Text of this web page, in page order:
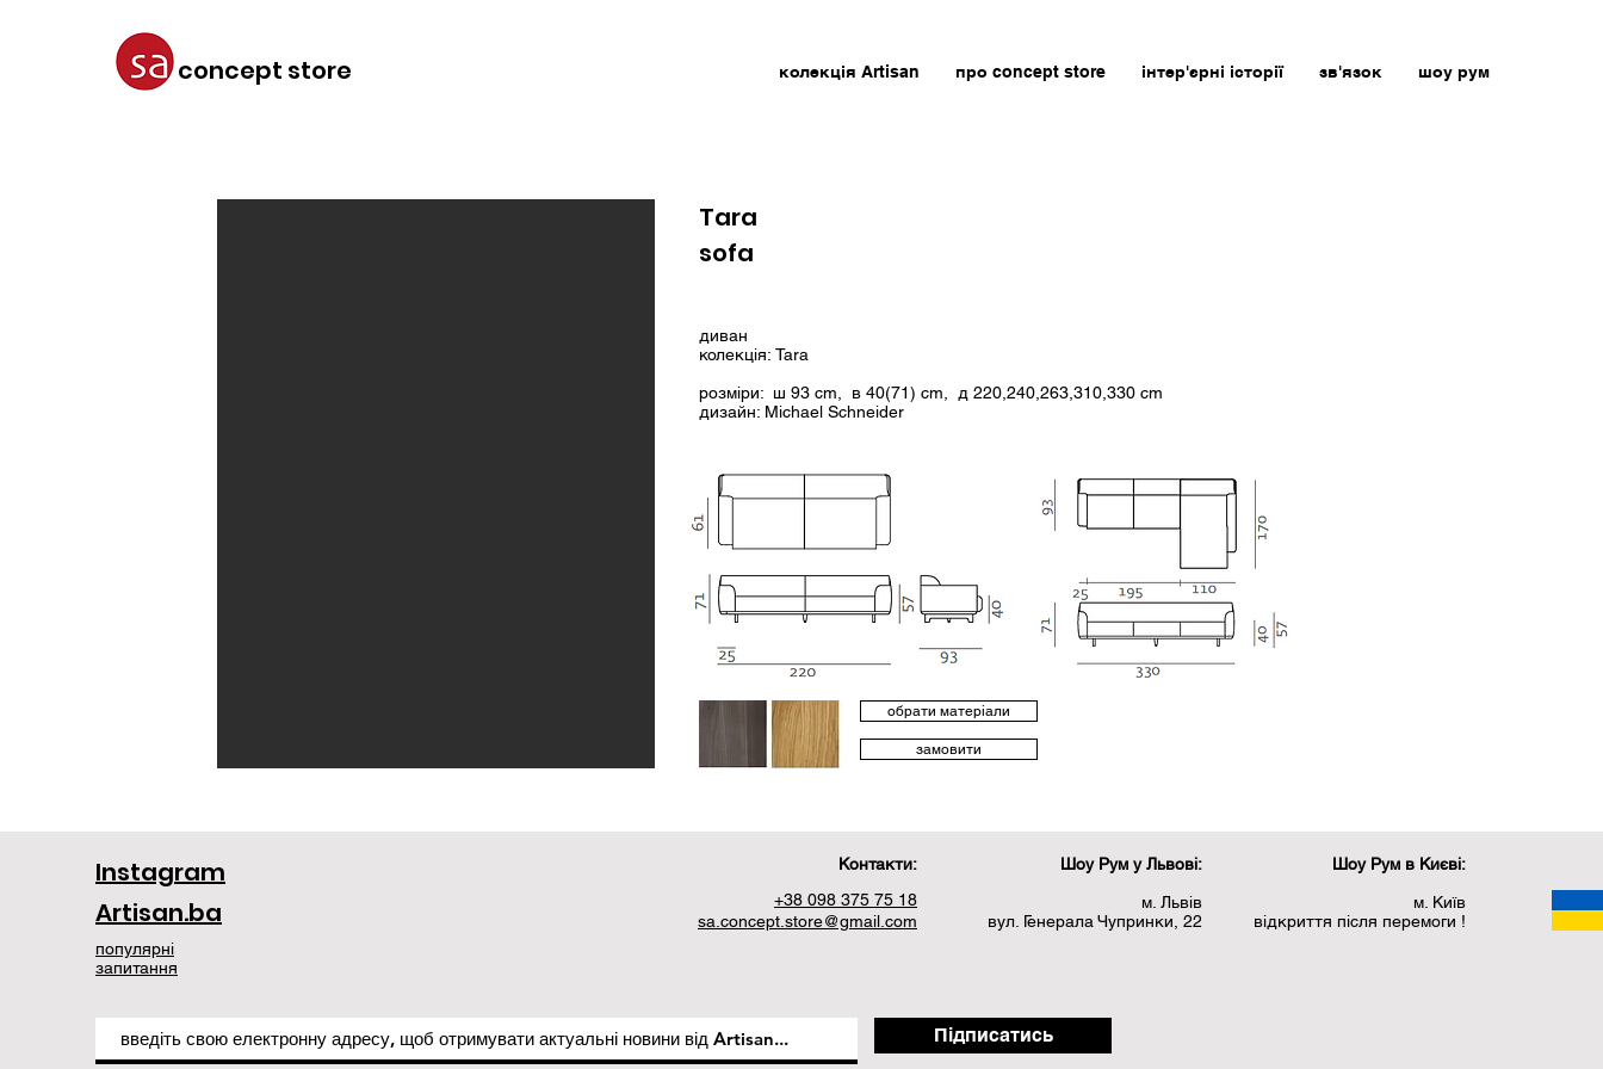
concept store колекція Artisan про concept store інтер'єрні історії зв'язок шоу рум
Tara
sofa
диван
колекція: Tara
розміри: ш 93 cm, в 40(71) cm, д 220,240,263,310,330 cm
дизайн: Michael Schneider
обрати матеріали
замовити
Instagram
Artisan.ba
Контакти:
+38 098 375 75 18
sa.concept.store@gmail.com
Шоу Рум у Львові:
м. Львів
вул. Генерала Чупринки, 22
Шоу Рум в Києві:
м. Київ
відкриття після перемоги !
популярні
запитання
Підписатись